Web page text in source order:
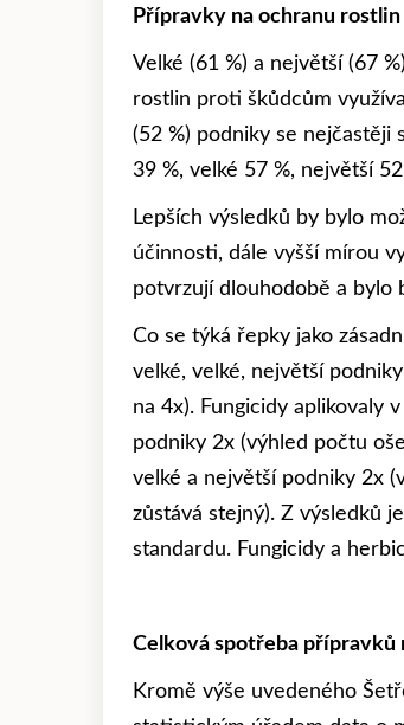
Přípravky na ochranu rostlin
Velké (61 %) a největší (67
rostlin proti škůdcům
(52 %) podniky se nejčastěji
39 %, velké 57 %, největší
Lepších výsledků by bylo
účinnosti, dále vyšší mírou
potvrzují dlouhodobě a bylo
Co se týká řepky jako
velké, velké, největší
na 4x). Fungicidy aplikovaly
podniky 2x (výhled počtu
velké a největší podniky 2x
zůstává stejný). Z výsledků
standardu. Fungicidy a
Celková spotřeba přípravků
Kromě výše uvedeného